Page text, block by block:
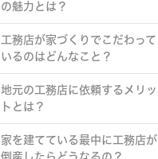
の魅力とは？
工務店が家づくりでこだわって
いるのはどんなこと？
地元の工務店に依頼するメリッ
トとは？
家を建てている最中に工務店が
倒産したらどうなるの？